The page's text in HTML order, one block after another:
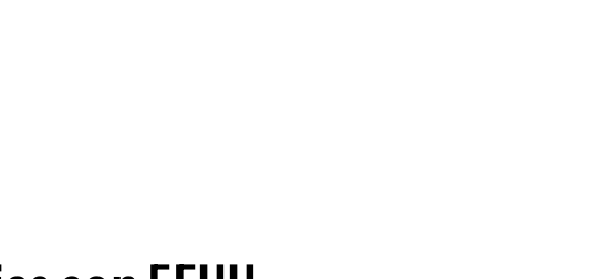
Suscribite x US$ 3,45